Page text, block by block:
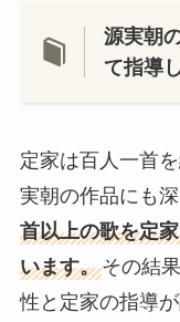
源実朝
て指導
定家は百人一首
実朝の作品にも
首以上の歌を定
います。その結
性と定家の指導